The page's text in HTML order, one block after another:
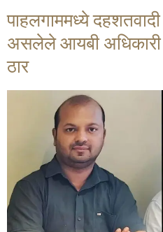
पाहलगाममध्ये
असलेले आयबी अधिकारी
ठार